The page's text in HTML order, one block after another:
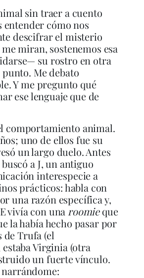
sin traer a cuento
entender cómo nos
descifrar el misterio
miran, sostenemos esa
su rostro en otra
Me debato
Y me pregunto qué
ese lenguaje que de
comportamiento animal.
uno de ellos fue su
un largo duelo. Antes
a J, un antiguo
interespecie a
prácticos: habla con
una razón específica y,
vivía con una roomieque
la había hecho pasar por
Trufa (el
Virginia (otra
un fuerte vínculo.